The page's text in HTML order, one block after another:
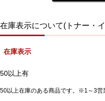
在庫表示について(トナー・
在庫表示
50以上有
50以上在庫のある商品です。※1～3営